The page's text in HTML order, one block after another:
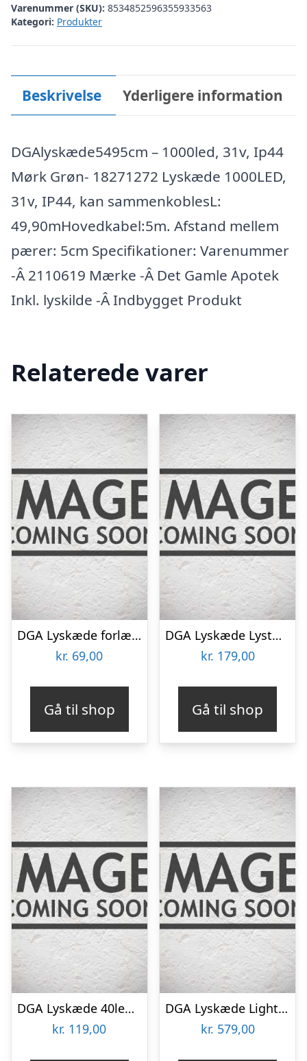
Varenummer (SKU): 8534852596355933563
Kategori: Produkter
Beskrivelse Yderligere information
DGAlyskæde5495cm – 1000led, 31v, Ip44
Mørk Grøn- 18271272 Lyskæde 1000LED,
31v, IP44, kan sammenkoblesL:
49,90mHovedkabel:5m. Afstand mellem
pærer: 5cm Specifikationer: Varenummer
-Â 2110619 Mærke -Â Det Gamle Apotek
Inkl. lyskilde -Â Indbygget Produkt
Relaterede varer
DGA Lyskæde forlænger 40led Sort 312cm -230v – 18271189
kr. 69,00
Gå til shop
DGA Lyskæde Lystæppe 150led Sort – 25211008
kr. 179,00
Gå til shop
DGA Lyskæde 40led Sort 312cm –
kr. 119,00
DGA Lyskæde Light Net 200 Led Sort 200cm – 18271383
kr. 579,00